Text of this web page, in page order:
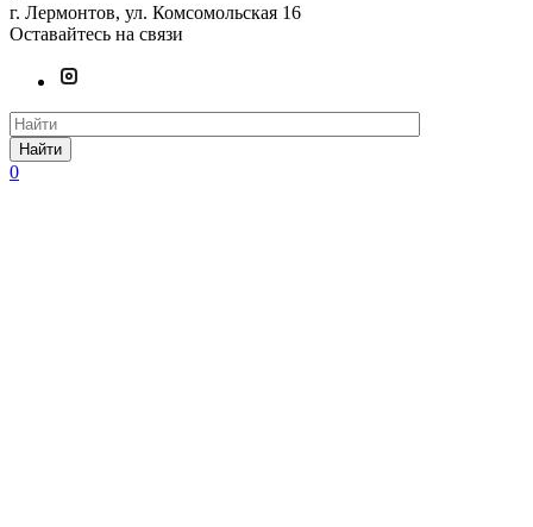
г. Лермонтов, ул. Комсомольская 16
Оставайтесь на связи
Найти
0